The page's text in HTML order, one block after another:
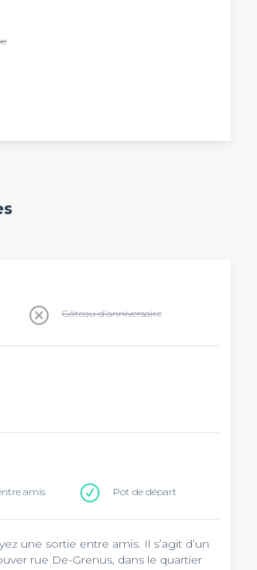
Gâteau d'anniversaire
amis Pot de départ
une sortie entre amis. Il s’agit d’un
rue De-Grenus, dans le quartier